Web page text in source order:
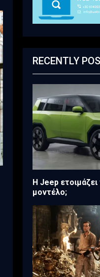
RECENTLY
H Jeep
μοντέλο;